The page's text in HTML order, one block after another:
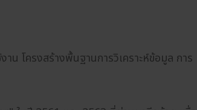
โครงสร้างพื้นฐานการวิเคราะห์ข้อมูล การ